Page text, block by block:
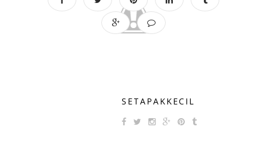
SETAPAKKECIL